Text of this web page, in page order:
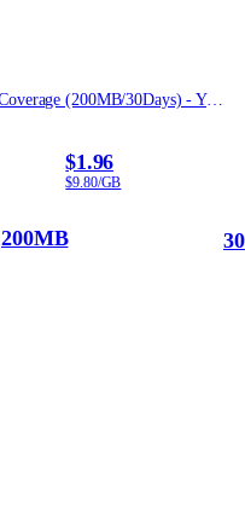
⚡️ [5G] Global (202 countries) - Best 5G Coverage (200MB/30Days) - Yellow route
$1.96
$9.80/GB
200MB